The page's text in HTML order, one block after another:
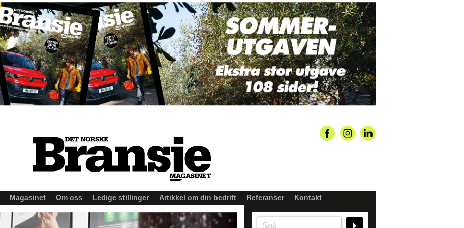
Magasinet Om oss Ledige stillinger Artikkel om din bedrift Referanser Kontakt